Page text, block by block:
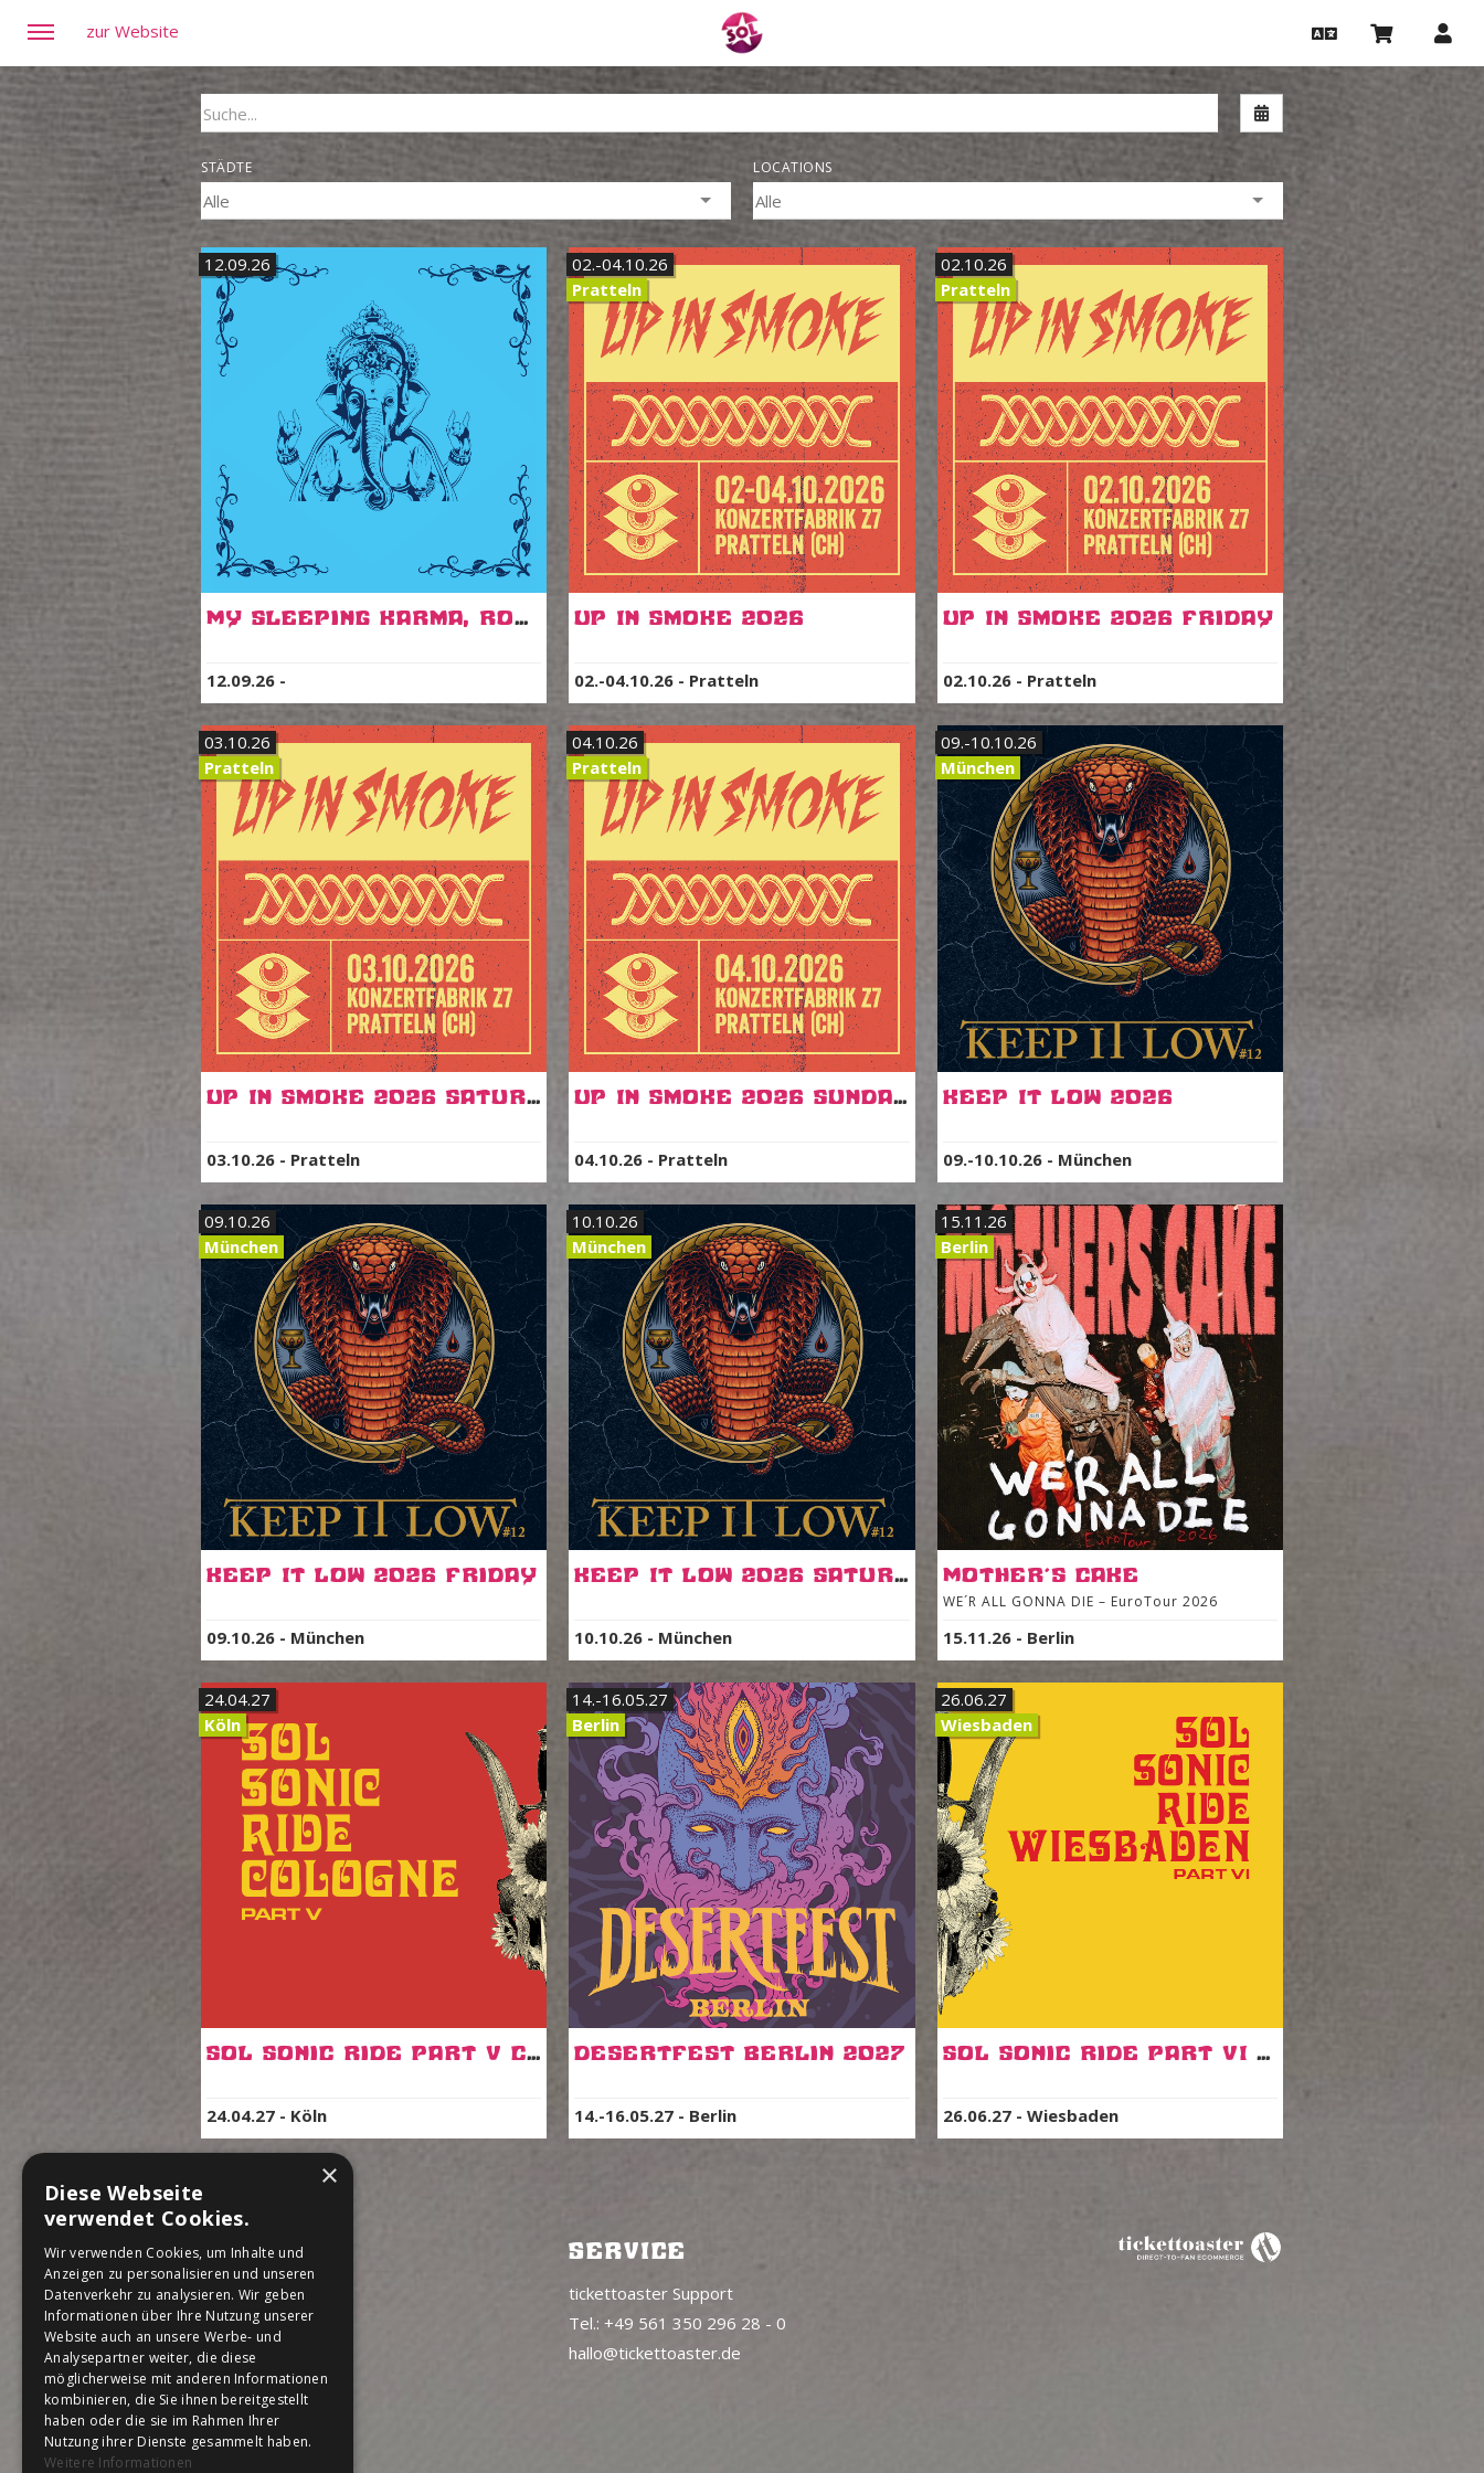
zur Website
Nach Datum filtern
STÄDTE LOCATIONS
12.09.26
My Sleeping Karma, Rotor, Lucid Void & more
12.09.26 -
02.10.26
Pratteln
Up In Smoke 2026 Friday
02.10.26- Pratteln
02.-04.10.26
Pratteln
Up In Smoke 2026
02.-04.10.26 - Pratteln
03.10.26
Pratteln
Up In Smoke 2026 Saturday
03.10.26 - Pratteln
04.10.26
Pratteln
Up In Smoke 2026 Sunday
04.10.26 - Pratteln
09.10.26
München
Keep It Low 2026 Friday
09.10.26 - München
09.-10.10.26
München
Keep It Low 2026
09.-10.10.26- München
10.10.26
München
Keep It Low 2026 Saturday
10.10.26 - München
15.11.26
Berlin
Mother´s Cake
WE´R ALL GONNA DIE – EuroTour 2026
15.11.26- Berlin
24.04.27
Köln
SOL Sonic Ride Part V Cologne Blind Bird Tickets
24.04.27 - Köln
14.-16.05.27
Berlin
Desertfest Berlin 2027
14.-16.05.27 - Berlin
26.06.27
Wiesbaden
SOL Sonic Ride Part VI Wiesbaden Blind Bird Ticket
26.06.27- Wiesbaden
LINKS
AGB
Impressum
Datenschutz
SERVICE
tickettoaster Support
Tel.: +49 561 350 296 28 - 0
hallo@tickettoaster.de
×
Diese Webseite
verwendet Cookies.
Wir verwenden Cookies, um Inhalte und
Anzeigen zu personalisieren und unseren
Datenverkehr zu analysieren. Wir geben
Informationen über Ihre Nutzung unserer
Website auch an unsere Werbe- und
Analysepartner weiter, die diese
möglicherweise mit anderen Informationen
kombinieren, die Sie ihnen bereitgestellt
haben oder die sie im Rahmen Ihrer
Nutzung ihrer Dienste gesammelt haben.
Weitere Informationen